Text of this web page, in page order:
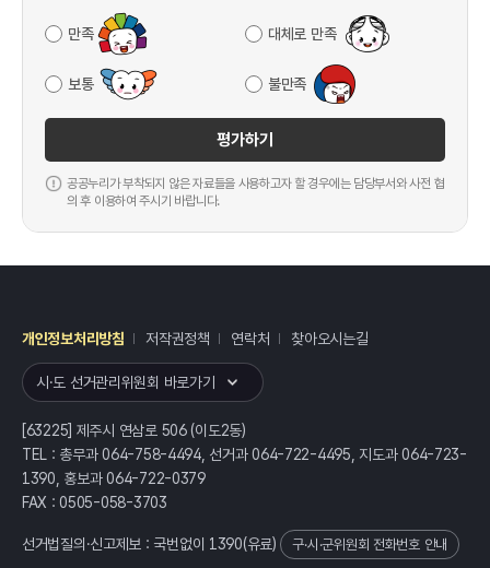
만족 대체로 만족
보통 불만족
평가하기
공공누리가 부착되지 않은 자료들을 사용하고자 할 경우에는 담당부서와 사전 협
의 후 이용하여 주시기 바랍니다.
개인정보처리방침 저작권정책 연락처 찾아오시는길
시·도 선거관리위원회 바로가기
[63225] 제주시 연삼로 506 (이도2동)
TEL : 총무과 064-758-4494, 선거과 064-722-4495, 지도과 064-723-
1390, 홍보과 064-722-0379
FAX : 0505-058-3703
선거법질의·신고제보 : 국번없이 1390(유료) 구·시·군위원회 전화번호 안내